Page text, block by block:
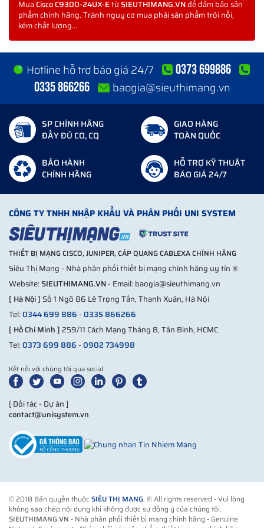
(giờ)
Chứng nhận an toàn
- UL 60950-1
60950-1
- EN 60950-1
- IEC 60950-1
- IEEE 802.3
Chứng nhận khí thải
điện từ
- 47 CFR Phần 15
- CISPR22 loại A
- EN 300 386 V1.6.1
- EN 55022 loại A
- EN 55032 loại A
- EN61000-3-2
- EN61000-3-3
- ICES-003 Lớp A
- TCVN 7189 Loại A
- V-3 loại A
- CISPR24
- EN 300 386
Thuộc về môi trường
Giảm thiểu các chất độc hại
Cisco Catalyst 9300 hỗ trợ những dòng module
nào?
Network Module Numbers and Descriptions Cisco
Network
module
Description
C9300-
Catalyst 9300 Series 4x 1G Network
MuaCisco C9300-24UX-EtừSIEUTHIMANG.VNđể đảm bảo sản
phẩm chính hãng. Tránh nguy cơ mua phải sản phẩm trôi nổi,
kém chất lượng...
Hotline hỗ trợ báo giá 24/7
0373 699886
0335 866266
baogia@sieuthimang.vn
SP CHÍNH HÃNG
ĐẦY ĐỦ CO, CQ
GIAO HÀNG
TOÀN QUỐC
BẢO HÀNH
CHÍNH HÃNG
HỖ TRỢ KỸ THUẬT
BÁO GIÁ 24/7
CÔNG TY TNHH NHẬP KHẨU VÀ PHÂN PHỐI UNI SYSTEM
THIẾT BỊ MẠNG CISCO, JUNIPER, CÁP QUANG CABLEXA CHÍNH HÃNG
Siêu Thị Mạng - Nhà phân phối thiết bị mạng chính hãng uy tín ®
Website:SIEUTHIMANG.VN- Email: baogia@sieuthimang.vn
[ Hà Nội ] Số 1 Ngõ 86 Lê Trọng Tấn, Thanh Xuân, Hà Nội
Tel:0344 699 886-0335 866266
[ Hồ Chí Minh ] 259/11 Cách Mạng Tháng 8, Tân Bình, HCMC
Tel:0373 699 886-0902 734998
Kết nối với chúng tôi qua social
[ Đối tác - Dự án ]
contact@unisystem.vn
© 2018 Bản quyền thuộc SIÊU THỊ MẠNG. ® All rights reserved - Vui lòng
không sao chép nội dung khi không được sự đồng ý của chúng tôi.
SIEUTHIMANG.VN - Nhà phân phối thiết bị mạng chính hãng - Genuine